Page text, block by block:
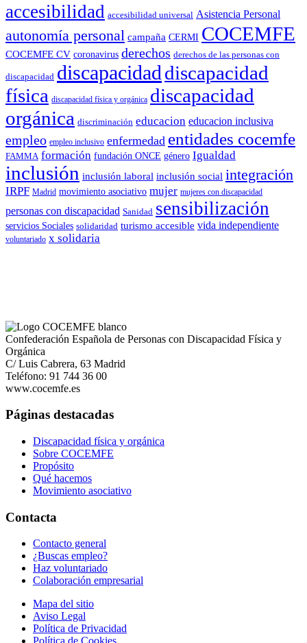
accesibilidad accesibilidad universal Asistencia Personal
autonomía personal campaña CERMI COCEMFE
COCEMFE CV coronavirus derechos derechos de las personas con
discapacidad discapacidad discapacidad
física discapacidad física y orgánica discapacidad
orgánica discriminación educacion educacion inclusiva
empleo empleo inclusivo enfermedad entidades cocemfe
FAMMA formación fundación ONCE género Igualdad
inclusión inclusión laboral inclusión social integración
IRPF Madrid movimiento asociativo mujer mujeres con discapacidad
personas con discapacidad Sanidad sensibilización
servicios Sociales solidaridad turismo accesible vida independiente
voluntariado x solidaria
Confederación Española de Personas con Discapacidad Física y
Orgánica
C/ Luis Cabrera, 63 Madrid
Teléfono: 91 744 36 00
www.cocemfe.es
Páginas destacadas
Discapacidad física y orgánica
Sobre COCEMFE
Propósito
Qué hacemos
Movimiento asociativo
Contacta
Contacto general
¿Buscas empleo?
Haz voluntariado
Colaboración empresarial
Mapa del sitio
Aviso Legal
Política de Privacidad